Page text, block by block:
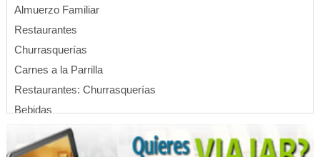
Almuerzo Familiar
Restaurantes
Churrasquerías
Carnes a la Parrilla
Restaurantes: Churrasquerías
Bebidas
Cafeterías
Cerveza